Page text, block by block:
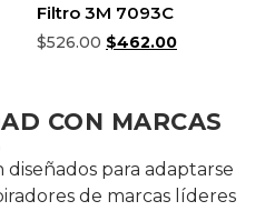
Filtro 3M 7093C
$526.00 $462.00
CON MARCAS
diseñados para adaptarse
de marcas líderes